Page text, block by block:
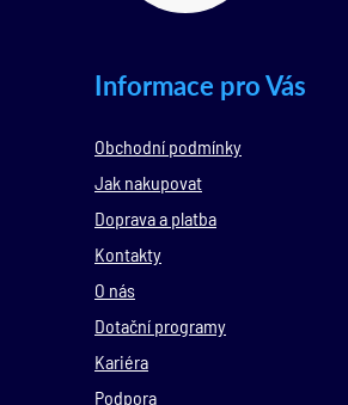
Informace pro Vás
Obchodní podmínky
Jak nakupovat
Doprava a platba
Kontakty
O nás
Dotační programy
Kariéra
Podpora